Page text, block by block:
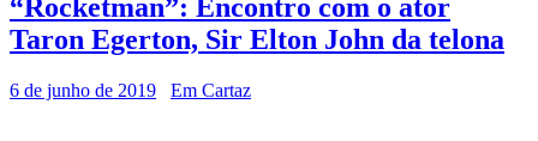
“Rocketman”: Encontro com o ator
Taron Egerton, Sir Elton John da telona
6 de junho de 2019 Em Cartaz